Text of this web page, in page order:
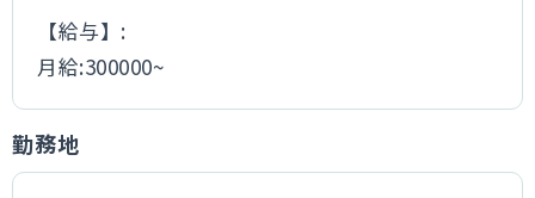
【給与】:
月給:300000~
勤務地